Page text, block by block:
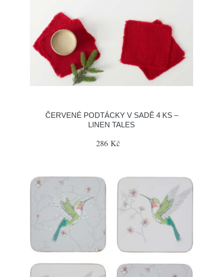
ČERVENÉ PODTÁCKY V SADĚ 4 KS –
LINEN TALES
286 Kč